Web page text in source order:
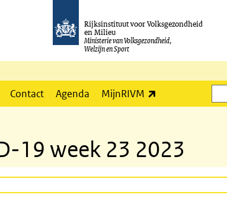
Rijksinstituut voor Volksgezondheid
en Milieu
Ministerie van Volksgezondheid,
Welzijn en Sport
Contact Agenda MijnRIVM
Zoeken
19 week 23 2023